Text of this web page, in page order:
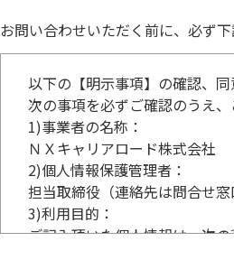
お問い合わせいただく前に、必ず
以下の【明示事項】の確認、同
次の事項を必ずご確認のうえ
1)事業者の名称：
ＮＸキャリアロード株式会社
2)個人情報保護管理者：
担当取締役（連絡先は問合せ窓
3)利用目的：
ご記入頂いた個人情報は、次